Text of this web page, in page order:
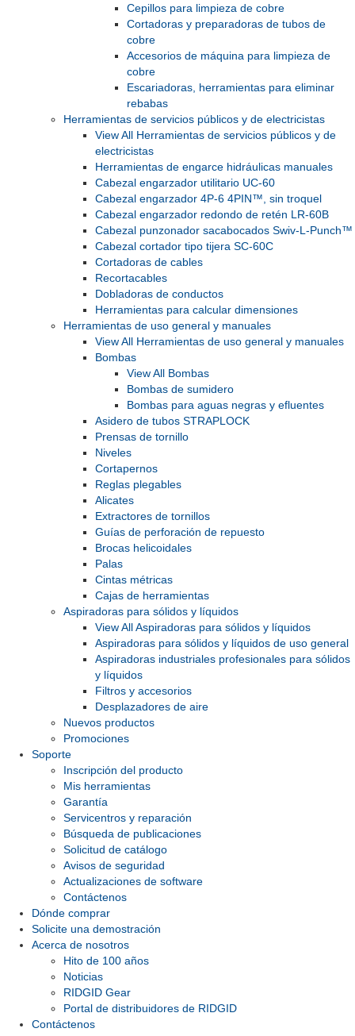
Cepillos para limpieza de cobre
Cortadoras y preparadoras de tubos de
cobre
Accesorios de máquina para limpieza de
cobre
Escariadoras, herramientas para eliminar
rebabas
Herramientas de servicios públicos y de electricistas
View All Herramientas de servicios públicos y de
electricistas
Herramientas de engarce hidráulicas manuales
Cabezal engarzador utilitario UC-60
Cabezal engarzador 4P-6 4PIN™, sin troquel
Cabezal engarzador redondo de retén LR-60B
Cabezal punzonador sacabocados Swiv-L-Punch™
Cabezal cortador tipo tijera SC-60C
Cortadoras de cables
Recortacables
Dobladoras de conductos
Herramientas para calcular dimensiones
Herramientas de uso general y manuales
View All Herramientas de uso general y manuales
Bombas
View All Bombas
Bombas de sumidero
Bombas para aguas negras y efluentes
Asidero de tubos STRAPLOCK
Prensas de tornillo
Niveles
Cortapernos
Reglas plegables
Alicates
Extractores de tornillos
Guías de perforación de repuesto
Brocas helicoidales
Palas
Cintas métricas
Cajas de herramientas
Aspiradoras para sólidos y líquidos
View All Aspiradoras para sólidos y líquidos
Aspiradoras para sólidos y líquidos de uso general
Aspiradoras industriales profesionales para sólidos
y líquidos
Filtros y accesorios
Desplazadores de aire
Nuevos productos
Promociones
Soporte
Inscripción del producto
Mis herramientas
Garantía
Servicentros y reparación
Búsqueda de publicaciones
Solicitud de catálogo
Avisos de seguridad
Actualizaciones de software
Contáctenos
Dónde comprar
Solicite una demostración
Acerca de nosotros
Hito de 100 años
Noticias
RIDGID Gear
Portal de distribuidores de RIDGID
Contáctenos